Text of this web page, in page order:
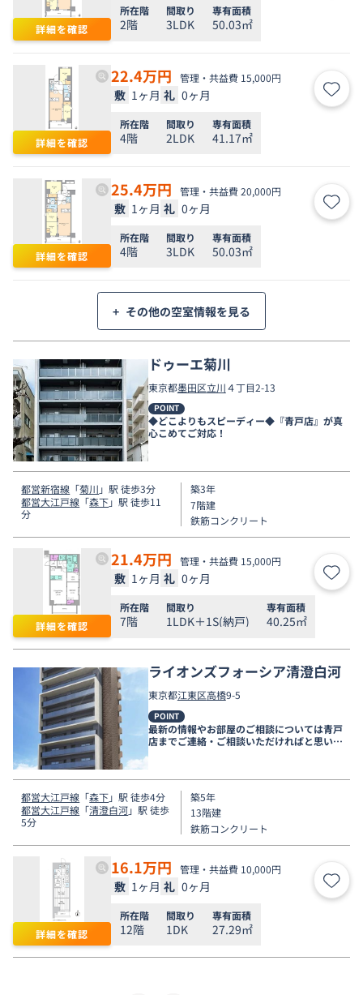
詳細を確認
所在階
2階
間取り
3LDK
専有面積
50.03㎡
詳細を確認
22.4万円 管理・共益費 15,000円
敷 1ヶ月 礼 0ヶ月 お気
所在階
4階
間取り
2LDK
専有面積
41.17㎡
詳細を確認
25.4万円 管理・共益費 20,000円
敷 1ヶ月 礼 0ヶ月 お気
所在階
4階
間取り
3LDK
専有面積
50.03㎡
+ その他の空室情報を見る
ドゥーエ菊川
東京都墨田区立川４丁目2-13
POINT
◆どこよりもスピーディー◆『青戸店』が真
心こめてご対応！
都営新宿線 「菊川 」駅 徒歩3分
都営大江戸線 「森下」駅 徒歩11
分
築3年
7階建
鉄筋コンクリート
詳細を確認
21.4万円 管理・共益費 15,000円
敷 1ヶ月 礼 0ヶ月 お気
所在階
7階
間取り
1LDK＋1S(納戸)
専有面積
40.25㎡
ライオンズフォーシア清澄白河
東京都江東区高橋9-5
POINT
最新の情報やお部屋のご相談については青戸
店までご連絡・ご相談いただければと思いま
す。
都営大江戸線 「森下」駅 徒歩4分
都営大江戸線 「清澄白河」駅 徒歩
5分
築5年
13階建
鉄筋コンクリート
詳細を確認
16.1万円 管理・共益費 10,000円
敷 1ヶ月 礼 0ヶ月 お気
所在階
12階
間取り
1DK
専有面積
27.29㎡